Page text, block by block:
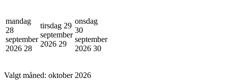
mandag
28
september
2026 28
tirsdag 29
september
2026 29
onsdag
30
september
2026 30
Valgt måned: oktober 2026